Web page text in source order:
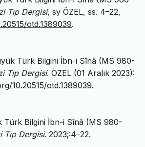
Tıp Dergisi, sy ÖZEL, ss. 4–22,
otd.1389039.
Türk Bilgini İbn-i Sînâ (MS 980-
Tıp Dergisi. ÖZEL (01 Aralık 2023):
10.20515/otd.1389039.
Türk Bilgini İbn-i Sînâ (MS 980-
Tıp Dergisi. 2023;:4–22.